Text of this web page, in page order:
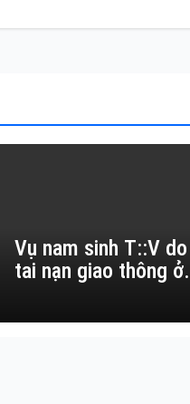
Vụ nam sinh T::V do
tai nạn giao thông ở